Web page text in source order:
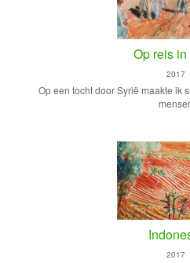
Op reis
2017
Op een tocht door Syrië maakte ik
2017